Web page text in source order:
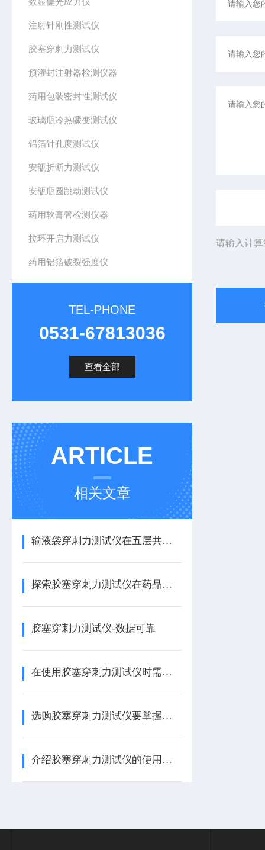
注射针刚性测试仪
胶塞穿刺力测试仪
预灌封注射器检测仪器
药用包装密封性测试仪
玻璃瓶冷热骤变测试仪
铝箔针孔度测试仪
安瓿折断力测试仪
安瓿瓶圆跳动测试仪
药用软膏管检测仪器
拉环开启力测试仪
药用铝箔破裂强度仪
TEL-PHONE
0531-67813036
查看全部
ARTICLE
相关文章
输液袋穿刺力测试仪在五层共挤输液袋穿刺力性能的测试方案
探索胶塞穿刺力测试仪在药品包装安全评估中的关键作用
胶塞穿刺力测试仪-数据可靠
在使用胶塞穿刺力测试仪时需要注意以下几点
选购胶塞穿刺力测试仪要掌握这些内容
介绍胶塞穿刺力测试仪的使用方法
请输入计